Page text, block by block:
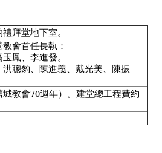
拜堂地下室。
會首任長執：
鳳、李進發。
聰豹、陳進義、戴光美、陳振
教會70週年）。建堂總工程費約